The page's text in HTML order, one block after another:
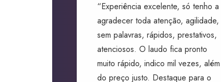
“Experiência excelente, só tenho a
agradecer toda atenção, agilidade,
sem palavras, rápidos, prestativos,
atenciosos. O laudo fica pronto
muito rápido, indico mil vezes, além
do preço justo. Destaque para o